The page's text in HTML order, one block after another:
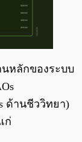
นหลักของระบบ
ด้านชีววิทยา)
ก่